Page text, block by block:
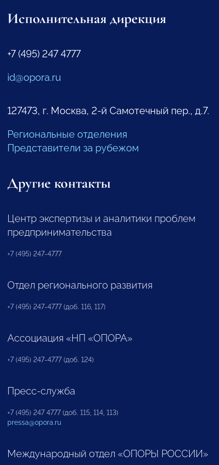
Исполнительная дирекция
+7 (495) 247 4777
id@opora.ru
127473, г. Москва, 2-й Самотечный пер., д.7.
Региональные отделения
Представители за рубежом
Другие контакты
Центр экспертизы и аналитики проблем
предпринимательства
+7 (495) 247-4777
Отдел регионального развития
+7 (495) 247-4777 (доб. 116, 117)
Ассоциация «НП «ОПОРА»
+7 (495) 247-4777 (доб. 124)
Пресс-служба
+7 (495) 247 4777 (доб. 115, 114, 113)
pressa@opora.ru
Международный отдел «ОПОРЫ РОССИИ»